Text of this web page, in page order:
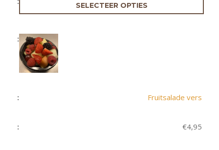
SELECTEER OPTIES
Fruitsalade vers
€4,95